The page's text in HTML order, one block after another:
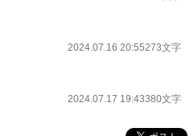
2024.07.16 20:55273文字
2024.07.17 19:43380文字